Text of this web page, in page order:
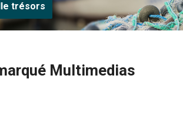
trésors
Multimedias